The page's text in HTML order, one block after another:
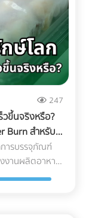
หญ่ ดินอุ้มน้ำ พื้น
น สิ่งที่ต้องทำ:
มารถในการรับ
ใจเทปูนเพิ่ม
จากโครงสร้าง
นใช้งานจำนวน
คร่งครัด สิ่งที่
ว่ามีความ
ายบอกทางหนี
งพอสำหรับการ
ะทะกับพายุฝน
247
วขึ้นจริงหรือ?
Burn สำหรับ
การบรรจุภัณฑ์
งานผลิตอาหาร
ฑ์รักษ์โลก" แต่